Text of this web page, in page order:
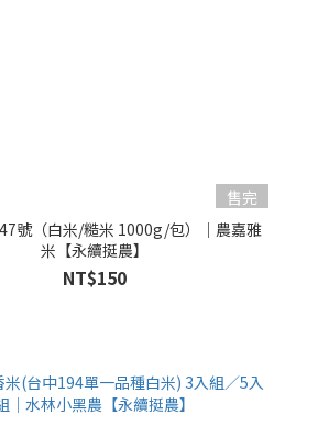
售完
號（白米/糙米 1000g/包）｜農嘉雅
米【永續挺農】
NT$150